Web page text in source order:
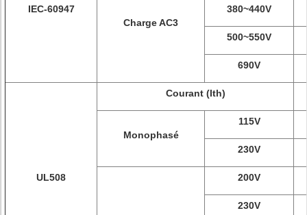
IEC-60947
Charge AC3
380~440V
500~550V
690V
UL508
Courant (Ith)
Monophasé
115V
230V
200V
230V